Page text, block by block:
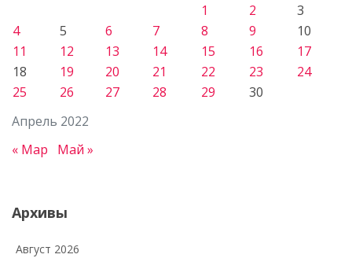
Апрель 2022
1
2
3
4
5 6 7 8 9
10
11
12 13 14 15 16
17
18
19 20 21 22 23
24
25
26 27 28 29 30
« Мар Май »
Архивы
Август 2026